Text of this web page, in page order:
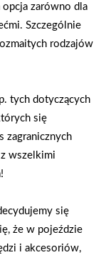
zarówno dla
Szczególnie
rodzajów
tych dotyczących
się
zagranicznych
wszelkimi
się
że w pojeździe
i akcesoriów,